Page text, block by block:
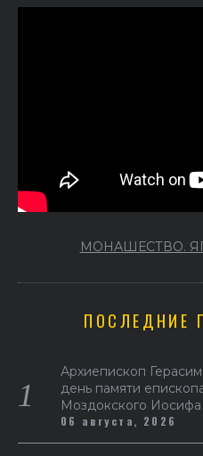
МОНАШЕСТВО.
ПОСЛЕДНИЕ
Архиепископ
день памяти
Моздокского Иосифа
06 августа, 2026